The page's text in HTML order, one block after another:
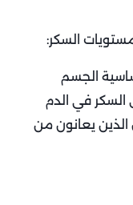
السكر:
الجسم
في الدم
يعانون من